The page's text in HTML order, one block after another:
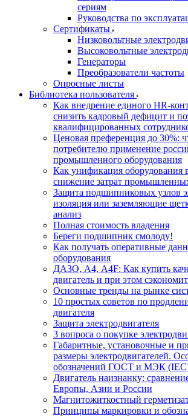
сериям
Руководства по
Сертификаты
Низковольтные
Высоковольтные
Генераторы
Преобразователи частоты
Опросные листы
Библиотека пользователя
Как внедрение единого HR-
снизить кадровый дефицит и
квалифицированных
Ценовая преференция до 30%:
потребителю применение
промышленного оборудования
Как унификация оборудования
снижение затрат
Защита подшипниковых узлов
изоляция или заземляющие
анализ
Полная стоимость владения
Береги подшипник смолоду!
Как получать оперативные
оборудования
ДАЗО, А4, А4F: Как купить
двигатель и при этом
Основные тренды на рынке
10 простых советов по
двигателя
Защита электродвигателя
3 вопроса о покупке
Габаритные, установочные и
размеры электродвигателей.
обозначений ГОСТ и МЭК
Двигатель наизнанку:
Европы, Азии и России
Магнитожиткостный
Принципы маркировки и